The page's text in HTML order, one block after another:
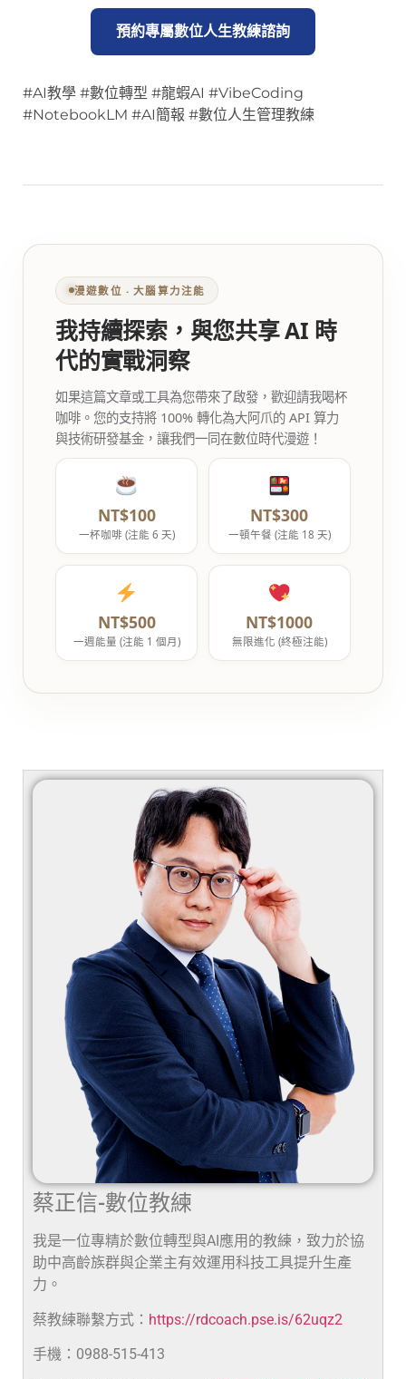
預約專屬數位人生教練諮詢
#AI教學 #數位轉型 #龍蝦AI #VibeCoding
#NotebookLM #AI簡報 #數位人生管理教練
漫遊數位 ‧ 大腦算力注能
我持續探索，與您共享 AI 時
代的實戰洞察
如果這篇文章或工具為您帶來了啟發，歡迎請我喝杯
咖啡。您的支持將 100% 轉化為大阿爪的 API 算力
與技術研發基金，讓我們一同在數位時代漫遊！
NT$100
一杯咖啡 (注能 6 天)
NT$300
一頓午餐 (注能 18 天)
NT$500
一週能量 (注能 1 個月)
NT$1000
無限進化 (終極注能)
蔡正信-數位教練
我是一位專精於數位轉型與AI應用的教練，致力於協
助中高齡族群與企業主有效運用科技工具提升生產
力。
蔡教練聯繫方式： https://rdcoach.pse.is/62uqz2
手機：0988-515-413